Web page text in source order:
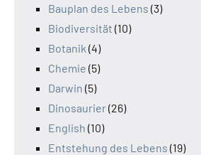
Bauplan des Lebens (3)
Biodiversität (10)
Botanik (4)
Chemie (5)
Darwin (5)
Dinosaurier(26)
English (10)
Entstehung des Lebens (19)